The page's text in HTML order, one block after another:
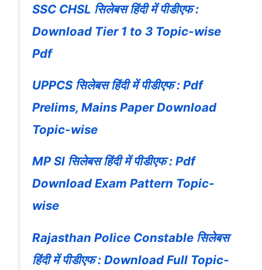
SSC CHSL सिलेबस हिंदी में पीडीएफ :
Download Tier 1 to 3 Topic-wise
Pdf
UPPCS सिलेबस हिंदी में पीडीएफ : Pdf
Prelims, Mains Paper Download
Topic-wise
MP SI सिलेबस हिंदी में पीडीएफ : Pdf
Download Exam Pattern Topic-
wise
Rajasthan Police Constable सिलेबस
हिंदी में पीडीएफ : Download Full Topic-